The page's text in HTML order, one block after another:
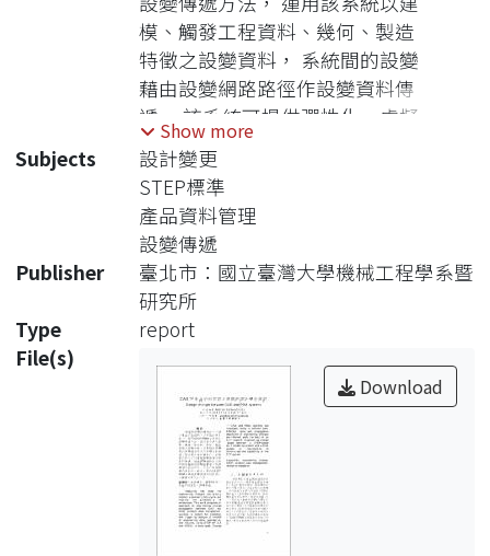
模、觸發工程資料、幾何、製造
特徵之設變資料， 系統間的設變
藉由設變網路路徑作設變資料傳
遞， 該系統可提供彈性化、虛擬
整合的方式以建構設變傳遞系統
運作環境， 透過設變網路的定義
與推理邏輯將設變影響項目與設
變順序計算出來， 並進行實際設
變資料更改。最後， 舉出CAD與
PDM系統間設變傳遞作為案例，
以驗證系統之可行性。
Show more
Subjects
設計變更
STEP標準
產品資料管理
設變傳遞
Publisher
臺北市：國立臺灣大學機械工程學系暨
研究所
Type
report
File(s)
Download